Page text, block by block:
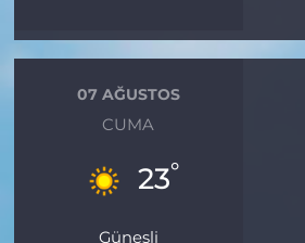
07 AĞUSTOS
CUMA
23°
Güneşli